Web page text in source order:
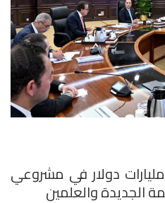
تحالف عالمي يستثمر 5 مليارات دولار في مشروعي
الجديدة والعلمين